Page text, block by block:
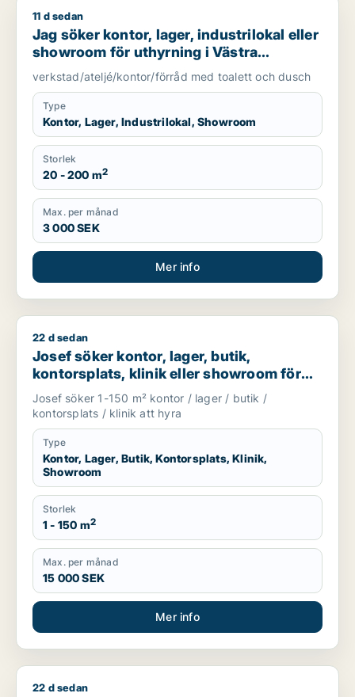
Jag söker kontor, lager, industrilokal eller showroom för
11 d sedan
Jag söker kontor, lager, industrilokal eller
showroom för uthyrning i Västra
Götaland
verkstad/ateljé/kontor/förråd med toalett och dusch
Type
Kontor, Lager, Industrilokal, Showroom
Storlek
20 - 200 m2
Max. per månad
3 000 SEK
Mer info
Josef söker kontor, lager, butik, kontorsplats, klinik eller
22 d sedan
Josef söker kontor, lager, butik,
kontorsplats, klinik eller showroom för
uthyrning i Göteborg
Josef söker 1-150 m² kontor / lager / butik /
kontorsplats / klinik att hyra
Type
Kontor, Lager, Butik, Kontorsplats, Klinik,
Showroom
Storlek
1 - 150 m2
Max. per månad
15 000 SEK
Mer info
Jag söker lager, butik, klinik, restauranglokal,
22 d sedan